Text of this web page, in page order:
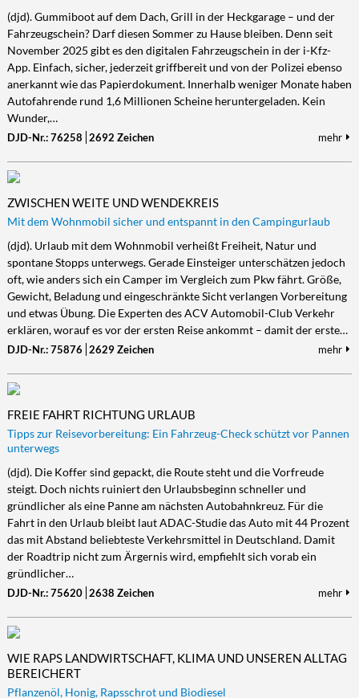
(djd). Gummiboot auf dem Dach, Grill in der Heckgarage – und der
Fahrzeugschein? Darf diesen Sommer zu Hause bleiben. Denn seit
November 2025 gibt es den digitalen Fahrzeugschein in der i-Kfz-
App. Einfach, sicher, jederzeit griffbereit und von der Polizei ebenso
anerkannt wie das Papierdokument. Innerhalb weniger Monate haben
Autofahrende rund 1,6 Millionen Scheine heruntergeladen. Kein
Wunder,…
DJD-Nr.: 76258 2692 Zeichen mehr
ZWISCHEN WEITE UND WENDEKREIS
Mit dem Wohnmobil sicher und entspannt in den Campingurlaub
(djd). Urlaub mit dem Wohnmobil verheißt Freiheit, Natur und
spontane Stopps unterwegs. Gerade Einsteiger unterschätzen jedoch
oft, wie anders sich ein Camper im Vergleich zum Pkw fährt. Größe,
Gewicht, Beladung und eingeschränkte Sicht verlangen Vorbereitung
und etwas Übung. Die Experten des ACV Automobil-Club Verkehr
erklären, worauf es vor der ersten Reise ankommt – damit der erste…
DJD-Nr.: 75876 2629 Zeichen mehr
FREIE FAHRT RICHTUNG URLAUB
Tipps zur Reisevorbereitung: Ein Fahrzeug-Check schützt vor Pannen
unterwegs
(djd). Die Koffer sind gepackt, die Route steht und die Vorfreude
steigt. Doch nichts ruiniert den Urlaubsbeginn schneller und
gründlicher als eine Panne am nächsten Autobahnkreuz. Für die
Fahrt in den Urlaub bleibt laut ADAC-Studie das Auto mit 44 Prozent
das mit Abstand beliebteste Verkehrsmittel in Deutschland. Damit
der Roadtrip nicht zum Ärgernis wird, empfiehlt sich vorab ein
gründlicher…
DJD-Nr.: 75620 2638 Zeichen mehr
WIE RAPS LANDWIRTSCHAFT, KLIMA UND UNSEREN ALLTAG
BEREICHERT
Pflanzenöl, Honig, Rapsschrot und Biodiesel